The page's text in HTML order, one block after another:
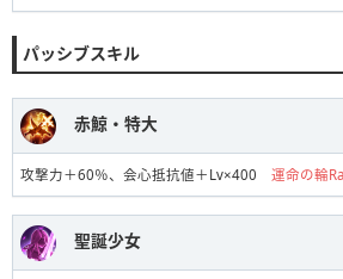
パッシブスキル
赤鯨・特大
攻撃力＋60％、会心抵抗値＋Lv×400 運命の輪
聖誕少女